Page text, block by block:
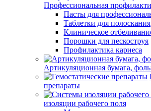
Профессиональная
Пасты для
Таблетки для полоскания
Клиническое
Порошки для пескоструя
Профилактика кариеса
Артикуляционная бумага,
препараты
изоляции рабочего поля